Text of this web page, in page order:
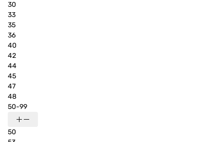
30
33
35
36
40
42
44
45
47
48
50-99
50